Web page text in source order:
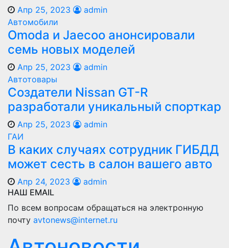
Апр 25, 2023
admin
Автомобили
Оmoda и Jaecoo анонсировали
семь новых моделей
Апр 25, 2023
admin
Автотовары
Создатели Nissan GT-R
разработали уникальный спорткар
Апр 25, 2023
admin
ГАИ
В каких случаях сотрудник ГИБДД
может сесть в салон вашего авто
Апр 24, 2023
admin
НАШ EMAIL
По всем вопросам обращаться на электронную
почту avtonews@internet.ru